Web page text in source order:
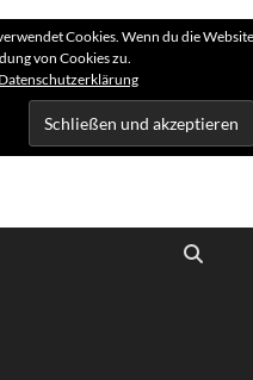
Cookies. Wenn du die Website
von Cookies zu.
Datenschutzerklärung